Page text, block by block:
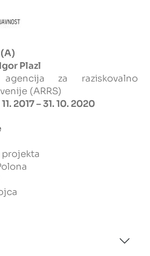
SL
Plazl
za raziskovalno
(ARRS)
11. 2017 – 31. 10. 2020